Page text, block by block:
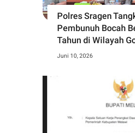
Polres Sragen
Pembunuh Bocah
Tahun di Wilayah
Juni 10, 2026